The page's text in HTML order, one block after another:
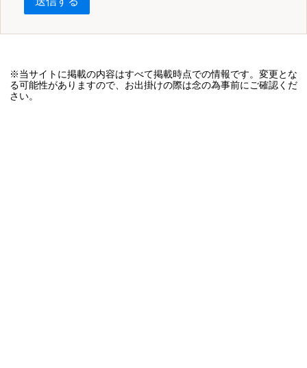
※当サイトに掲載の内容はすべて掲載時点での情報です。変更とな
る可能性がありますので、お出掛けの際は念の為事前にご確認くだ
さい。